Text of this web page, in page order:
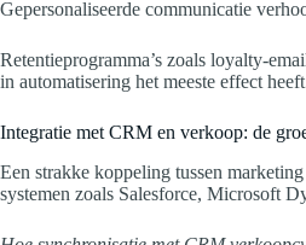
Gepersonaliseerde communicatie
Retentieprogramma’s zoals loyalty-
in automatisering het meeste effect
Integratie met CRM en verkoop: de
Een strakke koppeling tussen
systemen zoals Salesforce, Microsoft